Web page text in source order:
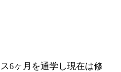
6ヶ月を通学し現在は修